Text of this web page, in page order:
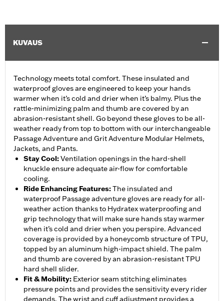
KUVAUS
Technology meets total comfort. These insulated and
waterproof gloves are engineered to keep your hands
warmer when it’s cold and drier when it’s balmy. Plus the
rattle-minimizing palm and thumb are covered by an
abrasion-resistant shell. Go beyond these gloves to be all-
weather ready from top to bottom with our interchangeable
Passage Adventure and Grit Adventure Modular Helmets,
Jackets, and Pants.
Stay Cool:Ventilation openings in the hard-shell
knuckle ensure adequate air-flow for comfortable
cooling.
Ride Enhancing Features:The insulated and
waterproof Passage adventure gloves are ready for all-
weather action thanks to Hydratex waterproofing and
grip technology that will make sure hands stay warmer
when it’s cold and drier when you perspire. Advanced
coverage is provided by a honeycomb structure of TPU,
topped by an aluminum high-impact shield. The palm
and thumb are covered by an abrasion-resistant TPU
hard shell slider.
Fit & Mobility: Exterior seam stitching eliminates
pressure points and provides the sensitivity every rider
demands. The wrist and cuff adjustment provides a